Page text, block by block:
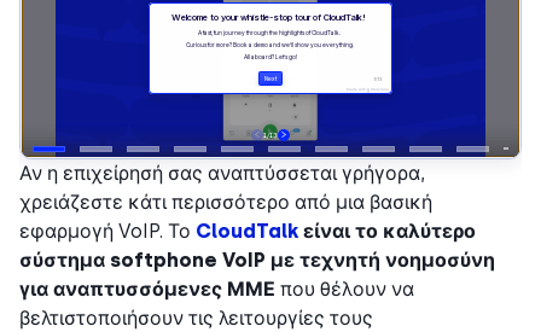
Αν η επιχείρησή σας αναπτύσσεται γρήγορα,
χρειάζεστε κάτι περισσότερο από μια βασική
εφαρμογή VoIP. Το CloudTalk είναι το καλύτερο
σύστημα softphone VoIP με τεχνητή νοημοσύνη
για αναπτυσσόμενες ΜΜΕ που θέλουν να
βελτιστοποιήσουν τις λειτουργίες τους